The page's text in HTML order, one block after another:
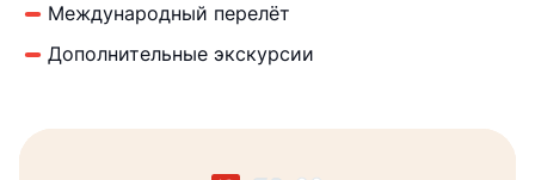
Международный перелёт
Дополнительные экскурсии